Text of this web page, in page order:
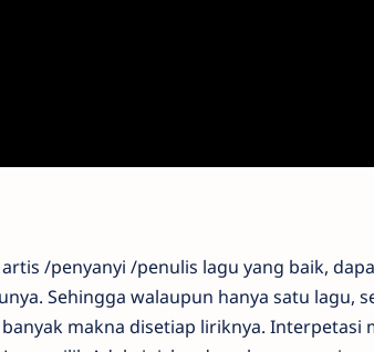
/penyanyi /penulis lagu yang baik,
Sehingga walaupun hanya satu lagu,
makna disetiap liriknya. Interpetasi